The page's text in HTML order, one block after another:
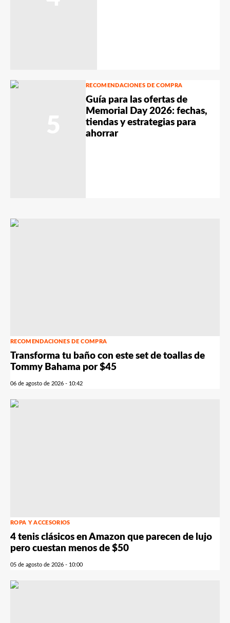
RECOMENDACIONES DE COMPRA
Guía para las ofertas de
Memorial Day 2026: fechas,
tiendas y estrategias para
ahorrar
RECOMENDACIONES DE COMPRA
Transforma tu baño con este set de toallas de
Tommy Bahama por $45
06 de agosto de 2026 - 10:42
ROPA Y ACCESORIOS
4 tenis clásicos en Amazon que parecen de lujo
pero cuestan menos de $50
05 de agosto de 2026 - 10:00